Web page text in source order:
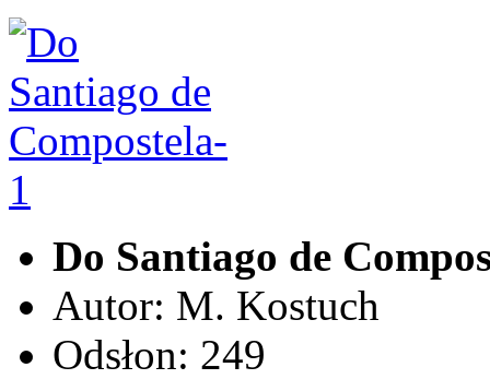
Do Santiago de
Autor: M. Kostuch
Odsłon: 249